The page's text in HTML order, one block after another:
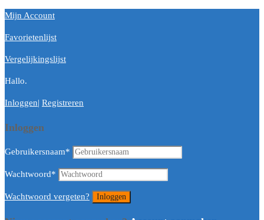
Mijn Account
Favorietenlijst
Vergelijkingslijst
Hallo.
Inloggen| Registreren
Inloggen
Gebruikersnaam*
Wachtwoord*
Wachtwoord vergeten?